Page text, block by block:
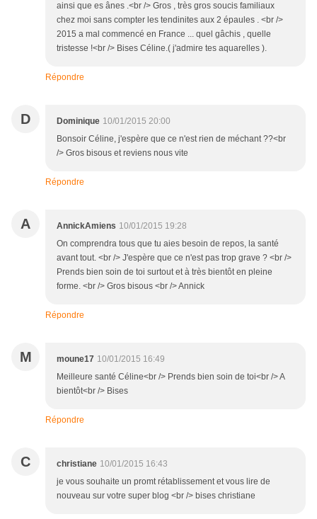
ainsi que es ânes .<br /> Gros , très gros soucis familiaux
chez moi sans compter les tendinites aux 2 épaules . <br />
2015 a mal commencé en France ... quel gâchis , quelle
tristesse !<br /> Bises Céline.( j'admire tes aquarelles ).
Répondre
D Dominique 10/01/2015 20:00
Bonsoir Céline, j'espère que ce n'est rien de méchant ??<br
/> Gros bisous et reviens nous vite
Répondre
A AnnickAmiens 10/01/2015 19:28
On comprendra tous que tu aies besoin de repos, la santé
avant tout. <br /> J'espère que ce n'est pas trop grave ? <br />
Prends bien soin de toi surtout et à très bientôt en pleine
forme. <br /> Gros bisous <br /> Annick
Répondre
M moune17 10/01/2015 16:49
Meilleure santé Céline<br /> Prends bien soin de toi<br /> A
bientôt<br /> Bises
Répondre
C christiane 10/01/2015 16:43
je vous souhaite un promt rétablissement et vous lire de
nouveau sur votre super blog <br /> bises christiane